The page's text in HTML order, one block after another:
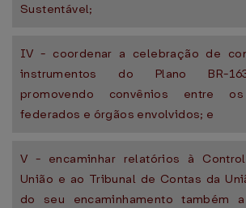
Sustentável;
IV - coordenar a celebração de
instrumentos do Plano BR-
promovendo convênios entre
federados e órgãos envolvidos; e
V - encaminhar relatórios à
União e ao Tribunal de Contas da
do seu encaminhamento também